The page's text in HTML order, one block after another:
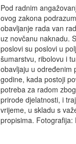
Pod radnim
ovog zakona
obavljanje rada van
uz novčanu naknadu.
poslovi su poslovi u
šumarstvu, ribolovu i
obavljaju u određenim
godine, kada postoji
potreba za radom
prirode djelatnosti, i
vrijeme, u skladu s
propisima. Fotografija: